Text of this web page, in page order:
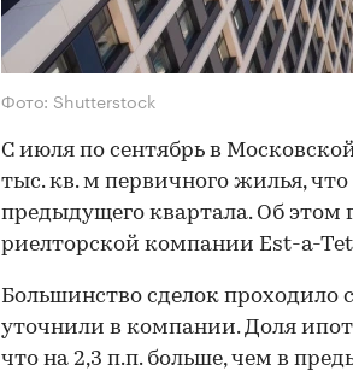
Фото: Shutterstock
С июля по сентябрь в
тыс. кв. м первичного жилья,
предыдущего квартала. Об этом
риелторской компании Est-a-
Большинство сделок проходило
уточнили в компании. Доля
что на 2,3 п.п. больше, чем в